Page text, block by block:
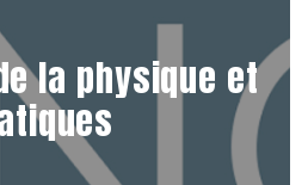
la physique et